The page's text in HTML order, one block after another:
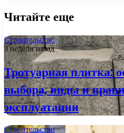
Читайте еще
Строительство
3 недели назад
Тротуарная плитка:
выбора, виды и
эксплуатации
Строительство